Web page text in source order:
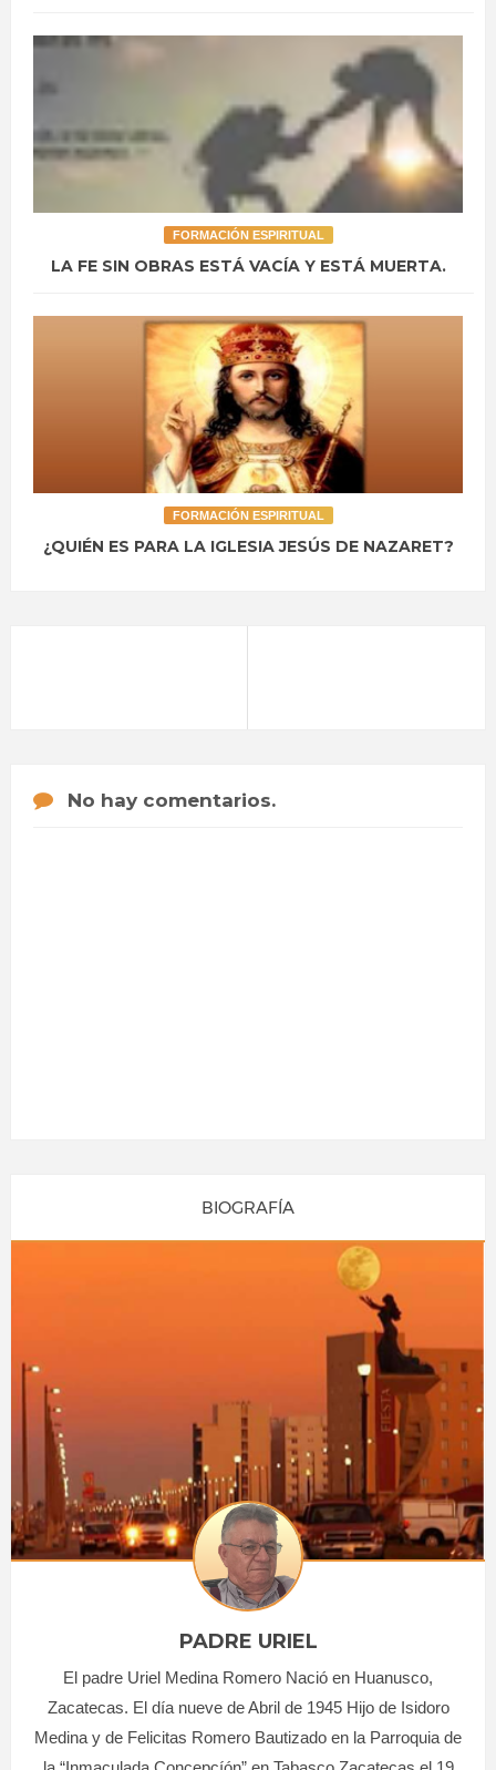
FORMACIÓN ESPIRITUAL
LA FE SIN OBRAS ESTÁ VACÍA Y ESTÁ MUERTA.
FORMACIÓN ESPIRITUAL
¿QUIÉN ES PARA LA IGLESIA JESÚS DE NAZARET?
No hay comentarios.
BIOGRAFÍA
PADRE URIEL
El padre Uriel Medina Romero Nació en Huanusco,
Zacatecas. El día nueve de Abril de 1945 Hijo de Isidoro
Medina y de Felicitas Romero Bautizado en la Parroquia de